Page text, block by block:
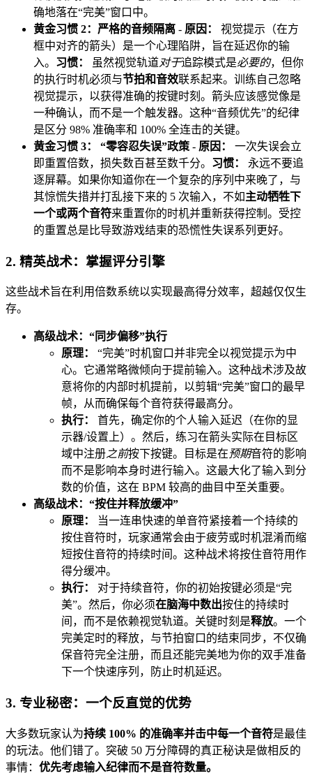
确地落在“完美”窗口中。
黄金习惯 2：严格的音频隔离 - 原因：
视觉提示（在方
框中对齐的箭头）是一个心理陷阱，旨在延迟你的输
入。 习惯： 虽然视觉轨道对于追踪模式是必要的，但你
的执行时机必须与节拍和音效联系起来。训练自己忽略
视觉提示，以获得准确的按键时刻。箭头应该感觉像是
一种确认，而不是一个触发器。这种“音频优先”的纪律
是区分 98% 准确率和 100% 全连击的关键。
黄金习惯 3： “零容忍失误”政策 - 原因：
一次失误会立
即重置倍数，损失数百甚至数千分。 习惯：
永远不要追
逐屏幕。如果你知道你在一个复杂的序列中来晚了，与
其惊慌失措并打乱接下来的 5 次输入，不如主动牺牲下
一个或两个音符来重置你的时机并重新获得控制。受控
的重置总是比导致游戏结束的恐慌性失误系列更好。
2. 精英战术：掌握评分引擎
这些战术旨在利用倍数系统以实现最高得分效率，超越仅仅生
存。
高级战术：“同步偏移”执行
原理：
“完美”时机窗口并非完全以视觉提示为中
心。它通常略微倾向于提前输入。这种战术涉及故
意将你的内部时机提前，以剪辑“完美”窗口的最早
帧，从而确保每个音符获得最高分。
执行：
首先，确定你的个人输入延迟（在你的显
示器/设置上）。然后，练习在箭头实际在目标区
域中注册之前按下按键。目标是在预期音符的影响
而不是影响本身时进行输入。这最大化了输入到分
数的价值，这在 BPM 较高的曲目中至关重要。
高级战术：“按住并释放缓冲”
原理：
当一连串快速的单音符紧接着一个持续的
按住音符时，玩家通常会由于疲劳或时机混淆而缩
短按住音符的持续时间。这种战术将按住音符用作
得分缓冲。
执行：
对于持续音符，你的初始按键必须是“完
美”。然后，你必须在脑海中数出按住的持续时
间，而不是依赖视觉轨道。关键时刻是释放。一个
完美定时的释放，与节拍窗口的结束同步，不仅确
保音符完全注册，而且还能完美地为你的双手准备
下一个快速序列，防止时机延迟。
3. 专业秘密：一个反直觉的优势
大多数玩家认为持续 100% 的准确率并击中每一个音符是最佳
的玩法。他们错了。突破 50 万分障碍的真正秘诀是做相反的
事情： 优先考虑输入纪律而不是音符数量。